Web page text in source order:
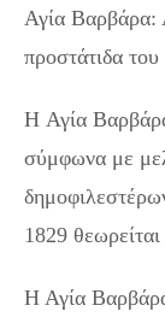
Αγία Βαρβάρα:
προστάτιδα
H Αγία
σύμφωνα με
1829
Η Αγία